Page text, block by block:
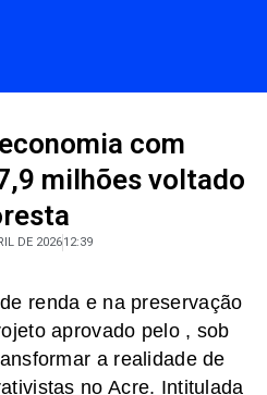
com
milhões voltado
DE 202612:39
renda e na preservação
aprovado pelo , sob
a realidade de
no Acre. Intitulada